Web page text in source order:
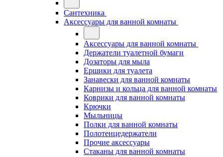
Сантехника
Аксессуары для ванной комнаты
Аксессуары для ванной комнаты
Держатели туалетной бумаги
Дозаторы для мыла
Ершики для туалета
Занавески для ванной комнаты
Карнизы и кольца для ванной комнаты
Коврики для ванной комнаты
Крючки
Мыльницы
Полки для ванной комнаты
Полотенцедержатели
Прочие аксессуары
Стаканы для ванной комнаты